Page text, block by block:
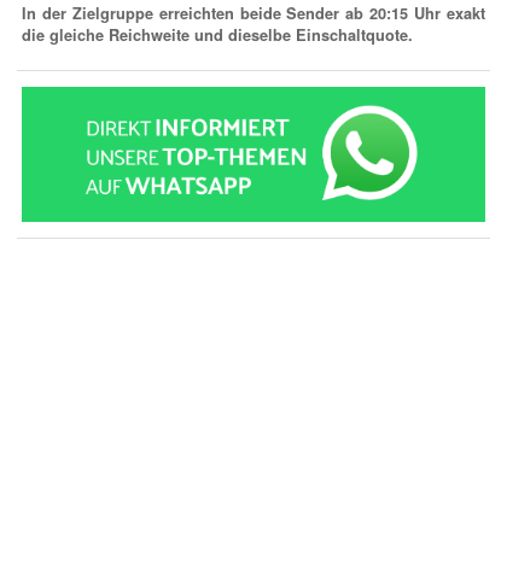
In der Zielgruppe erreichten beide Sender ab 20:15 Uhr exakt
die gleiche Reichweite und dieselbe Einschaltquote.